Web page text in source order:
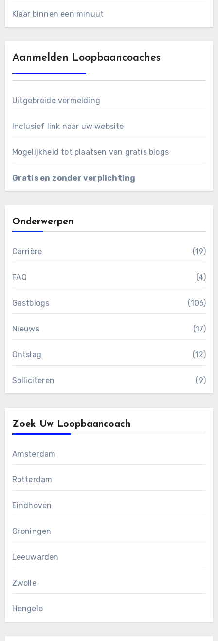
Klaar binnen een minuut
Aanmelden Loopbaancoaches
Uitgebreide vermelding
Inclusief link naar uw website
Mogelijkheid tot plaatsen van gratis blogs
Gratis en zonder verplichting
Onderwerpen
Carrière (19)
FAQ (4)
Gastblogs (106)
Nieuws (17)
Ontslag (12)
Solliciteren (9)
Zoek Uw Loopbaancoach
Amsterdam
Rotterdam
Eindhoven
Groningen
Leeuwarden
Zwolle
Hengelo